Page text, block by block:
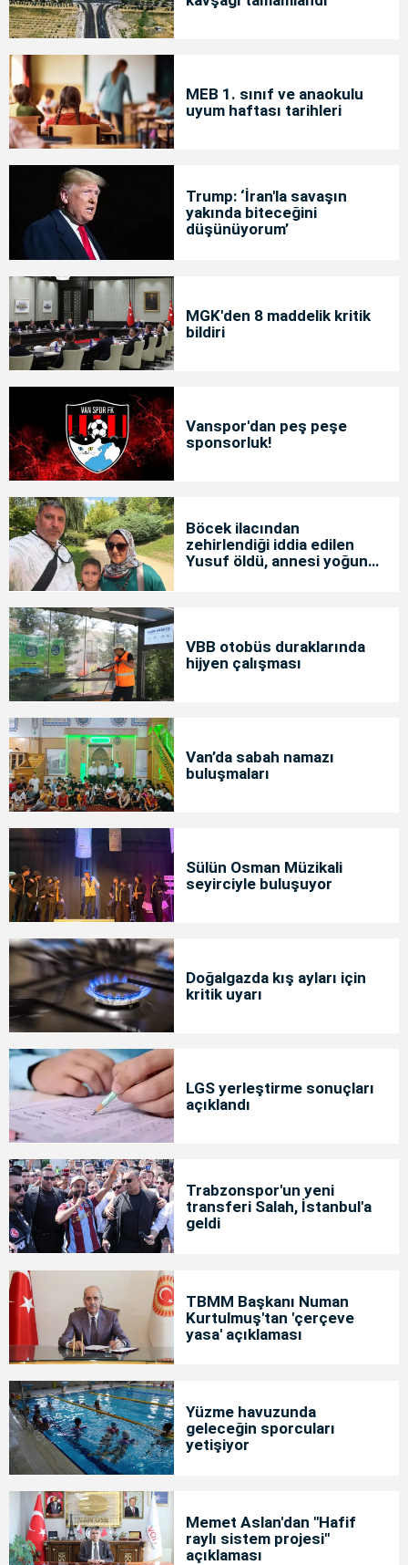
MEB 1. sınıf ve anaokulu
uyum haftası tarihleri
Trump: ‘İran'la savaşın
yakında biteceğini
düşünüyorum’
MGK'den 8 maddelik kritik
bildiri
Vanspor'dan peş peşe
sponsorluk!
Böcek ilacından
zehirlendiği iddia edilen
Yusuf öldü, annesi yoğun
VBB otobüs duraklarında
hijyen çalışması
Van’da sabah namazı
buluşmaları
Sülün Osman Müzikali
seyirciyle buluşuyor
Doğalgazda kış ayları için
kritik uyarı
LGS yerleştirme sonuçları
açıklandı
Trabzonspor'un yeni
transferi Salah, İstanbul'a
geldi
TBMM Başkanı Numan
Kurtulmuş'tan 'çerçeve
yasa' açıklaması
Yüzme havuzunda
geleceğin sporcuları
yetişiyor
Memet Aslan'dan "Hafif
raylı sistem projesi"
açıklaması